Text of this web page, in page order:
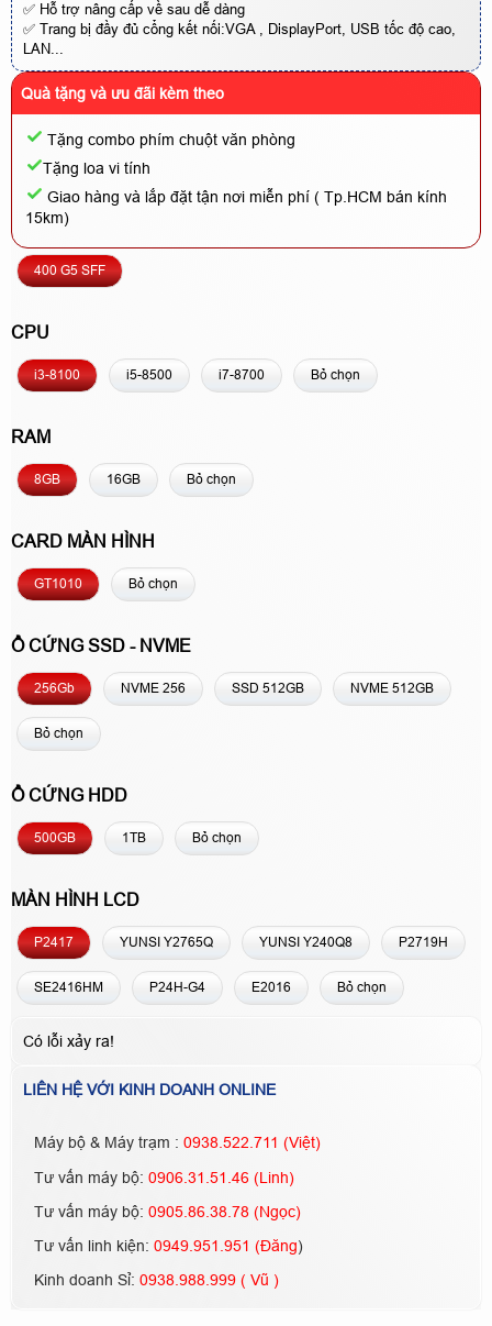
✅ Hỗ trợ nâng cấp về sau dễ dàng
✅ Trang bị đầy đủ cổng kết nối:VGA , DisplayPort, USB tốc độ cao,
LAN...
Quà tặng và ưu đãi kèm theo
Tặng combo phím chuột văn phòng
Tặng loa vi tính
Giao hàng và lắp đặt tận nơi miễn phí ( Tp.HCM bán kính
15km)
400 G5 SFF
CPU
i3-8100 i5-8500 i7-8700 Bỏ chọn
RAM
8GB 16GB Bỏ chọn
CARD MÀN HÌNH
GT1010 Bỏ chọn
Ổ CỨNG SSD - NVME
256Gb NVME 256 SSD 512GB NVME 512GB
Bỏ chọn
Ổ CỨNG HDD
500GB 1TB Bỏ chọn
MÀN HÌNH LCD
P2417 YUNSI Y2765Q YUNSI Y240Q8 P2719H
SE2416HM P24H-G4 E2016 Bỏ chọn
Có lỗi xảy ra!
LIÊN HỆ VỚI KINH DOANH ONLINE
Máy bộ & Máy trạm : 0938.522.711 (Việt)
Tư vấn máy bộ: 0906.31.51.46 (Linh)
Tư vấn máy bộ: 0905.86.38.78 (Ngọc)
Tư vấn linh kiện: 0949.951.951 (Đăng)
Kinh doanh Sỉ: 0938.988.999 ( Vũ )